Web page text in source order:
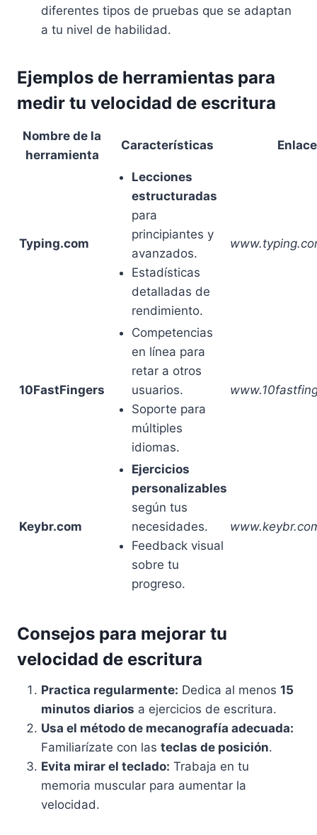
diferentes tipos de pruebas que se adaptan
a tu nivel de habilidad.
Ejemplos de herramientas para
medir tu velocidad de escritura
Nombre de la
herramienta
Características Enlace
Typing.com
Lecciones
estructuradas
para
principiantes y
avanzados.
Estadísticas
detalladas de
rendimiento.
10FastFingers
Competencias
en línea para
retar a otros
usuarios.
Soporte para
múltiples
idiomas.
Keybr.com
Ejercicios
personalizables
según tus
necesidades.
Feedback visual
sobre tu
progreso.
Consejos para mejorar tu
velocidad de escritura
Practica regularmente: Dedica al menos 15
minutos diarios a ejercicios de escritura.
Usa el método de mecanografía adecuada:
Familiarízate con las teclas de posición.
Evita mirar el teclado: Trabaja en tu
memoria muscular para aumentar la
velocidad.